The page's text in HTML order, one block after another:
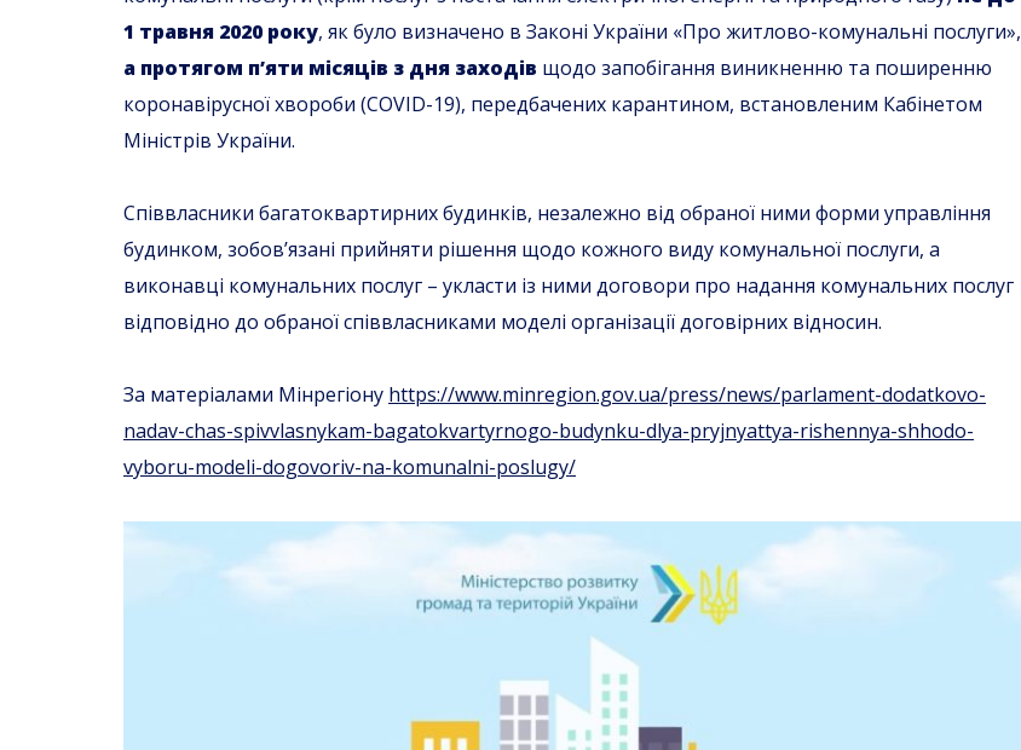
1 травня 2020 року, як було визначено в Законі України «Про житлово-комунальні послуги»,
а протягом п’яти місяців з дня заходів щодо запобігання виникненню та поширенню
коронавірусної хвороби (COVID-19), передбачених карантином, встановленим Кабінетом
Міністрів України.
Співвласники багатоквартирних будинків, незалежно від обраної ними форми управління
будинком, зобов’язані прийняти рішення щодо кожного виду комунальної послуги, а
виконавці комунальних послуг – укласти із ними договори про надання комунальних послуг
відповідно до обраної співвласниками моделі організації договірних відносин.
За матеріалами Мінрегіону https://www.minregion.gov.ua/press/news/parlament-dodatkovo-
nadav-chas-spivvlasnykam-bagatokvartyrnogo-budynku-dlya-pryjnyattya-rishennya-shhodo-
vyboru-modeli-dogovoriv-na-komunalni-poslugy/